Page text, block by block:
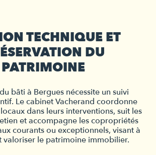
TECHNIQUE ET
DU
PATRIMOINE
bâti à Bergues nécessite un suivi
Le cabinet Vacherand coordonne
dans leurs interventions, suit les
et accompagne les copropriétés
courants ou exceptionnels, visant à
valoriser le patrimoine immobilier.